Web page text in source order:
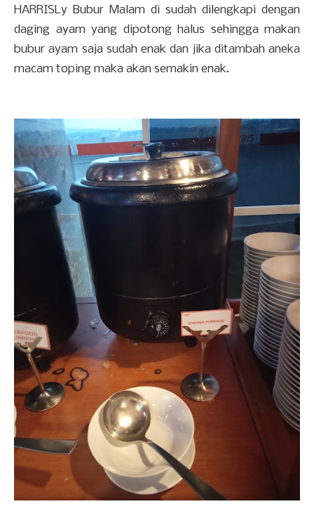
HARRISLy Bubur Malam di sudah dilengkapi dengan
daging ayam yang dipotong halus sehingga makan
bubur ayam saja sudah enak dan jika ditambah aneka
macam toping maka akan semakin enak.